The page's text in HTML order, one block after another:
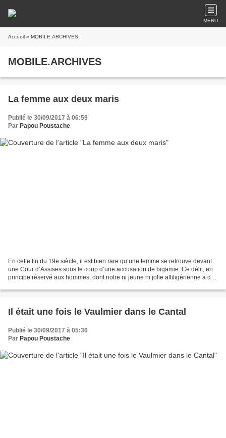
MENU
Accueil » MOBILE.ARCHIVES
MOBILE.ARCHIVES
La femme aux deux maris
Publié le 30/09/2017 à 06:59
Par Papou Poustache
En cette fin du 19e siècle, il est bien rare qu’une femme se retrouve devant
une Cour d’Assises sous le coup d’une accusation de bigamie. Ce délit, en
principe réservé aux hommes, dont notre ni jeune ni jolie altiligérienne a dû
Il était une fois le Vaulmier dans le Cantal
Publié le 30/09/2017 à 05:36
Par Papou Poustache